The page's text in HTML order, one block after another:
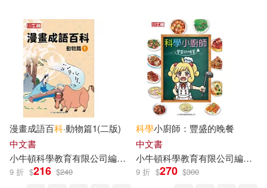
可菲律賓店取(85)
電子書 (可複選)
適合平板閱讀(262)
其他 (可複選)
漫畫成語百科·動物篇1(二版)
中文書
小牛頓科學教育有限公司編輯 團隊
9 折 $216 $240
科學小廚師：豐盛的晚餐
中文書
小牛頓科學教育有限公司編輯
9 折 $270 $300